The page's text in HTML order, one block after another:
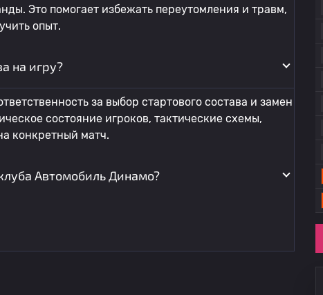
Это помогает избежать переутомления и травм,
опыт.
на игру?
за выбор стартового состава и замен
состояние игроков, тактические схемы,
конкретный матч.
Автомобиль Динамо?